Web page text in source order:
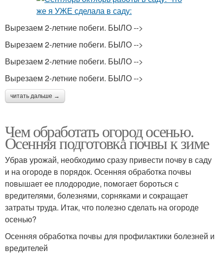
Вырезаем 2-летние побеги. БЫЛО -->
Вырезаем 2-летние побеги. БЫЛО -->
Вырезаем 2-летние побеги. БЫЛО -->
Вырезаем 2-летние побеги. БЫЛО -->
читать дальше →
Чем обработать огород осенью.
Осенняя подготовка почвы к зиме
Убрав урожай, необходимо сразу привести почву в саду
и на огороде в порядок. Осенняя обработка почвы
повышает ее плодородие, помогает бороться с
вредителями, болезнями, сорняками и сокращает
затраты труда. Итак, что полезно сделать на огороде
осенью?
Осенняя обработка почвы для профилактики болезней и
вредителей